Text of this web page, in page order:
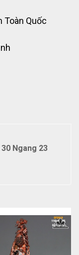
Toàn Quốc
Ngang 23